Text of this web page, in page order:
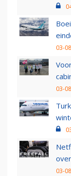
03-
03-
03-